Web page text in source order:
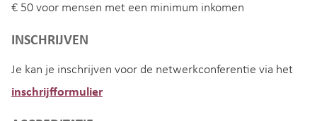
€ 50 voor mensen met een minimum inkomen
INSCHRIJVEN
Je kan je inschrijven voor de netwerkconferentie via het
inschrijfformulier